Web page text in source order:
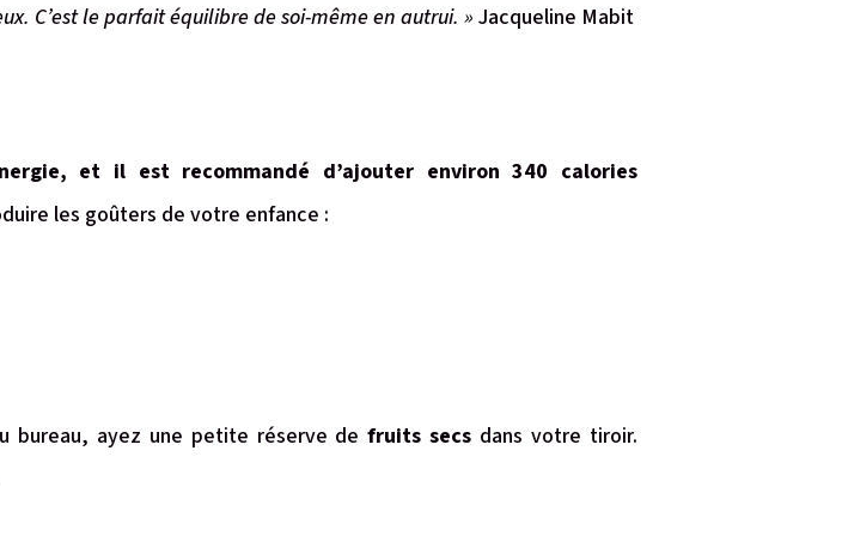
C’est le parfait équilibre de soi-même en autrui. » Jacqueline Mabit
et il est recommandé d’ajouter environ 340 calories
les goûters de votre enfance :
bureau, ayez une petite réserve defruits secs dans votre tiroir.